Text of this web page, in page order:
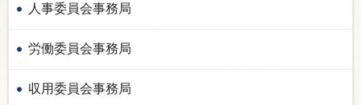
人事委員会事務局
労働委員会事務局
収用委員会事務局